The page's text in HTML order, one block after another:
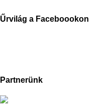
Űrvilág a Faceboookon
Partnerünk